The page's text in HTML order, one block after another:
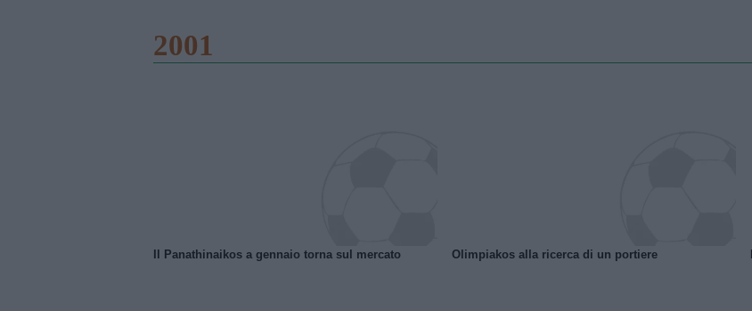
2001
Il Panathinaikos a gennaio torna sul mercato Olimpiakos alla ricerca di un portiere